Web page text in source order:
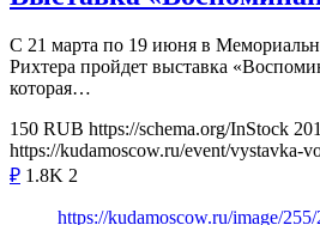
С 21 марта по 19 июня в
Рихтера пройдет выставка
которая…
150 RUB https://schema.org/InStock
https://kudamoscow.ru/event/vystavka-
₽ 1.8K 2
https://kudamoscow.ru/image/